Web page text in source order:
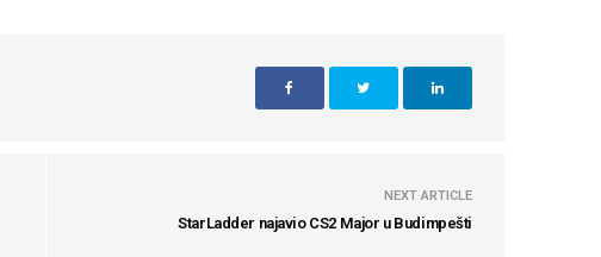
NEXT ARTICLE
StarLadder najavio CS2 Major u Budimpešti